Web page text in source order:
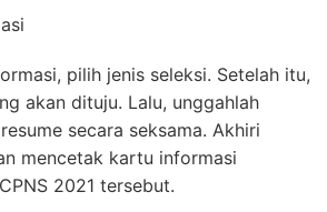
pilih jenis seleksi. Setelah itu,
akan dituju. Lalu, unggahlah
secara seksama. Akhiri
mencetak kartu informasi
2021 tersebut.